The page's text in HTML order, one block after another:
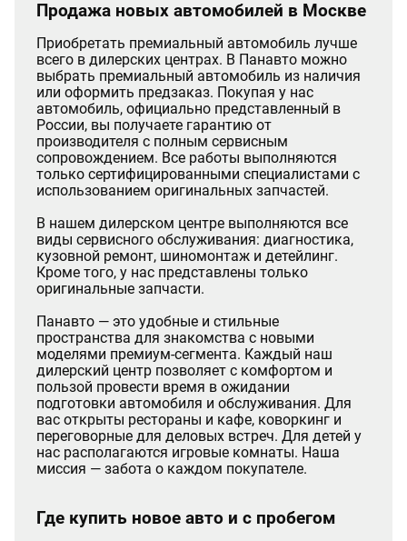
Продажа новых автомобилей в Москве
Приобретать премиальный автомобиль лучше
всего в дилерских центрах. В Панавто можно
выбрать премиальный автомобиль из наличия
или оформить предзаказ. Покупая у нас
автомобиль, официально представленный в
России, вы получаете гарантию от
производителя с полным сервисным
сопровождением. Все работы выполняются
только сертифицированными специалистами с
использованием оригинальных запчастей.
В нашем дилерском центре выполняются все
виды сервисного обслуживания: диагностика,
кузовной ремонт, шиномонтаж и детейлинг.
Кроме того, у нас представлены только
оригинальные запчасти.
Панавто — это удобные и стильные
пространства для знакомства с новыми
моделями премиум-сегмента. Каждый наш
дилерский центр позволяет с комфортом и
пользой провести время в ожидании
подготовки автомобиля и обслуживания. Для
вас открыты рестораны и кафе, коворкинг и
переговорные для деловых встреч. Для детей у
нас располагаются игровые комнаты. Наша
миссия — забота о каждом покупателе.
Где купить новое авто и с пробегом